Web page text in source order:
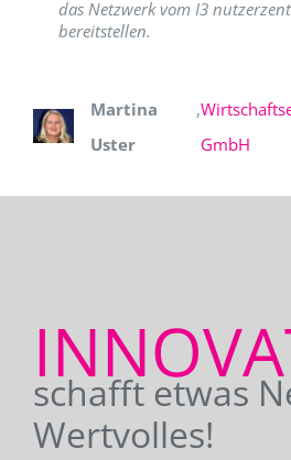
das Netzwerk vom I3
bereitstellen.
Martina
Uster
,
GmbH
schafft etwas
Wertvolles!